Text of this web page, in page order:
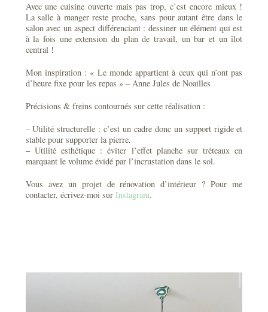
Avec une cuisine ouverte mais pas trop, c’est encore mieux !
La salle à manger reste proche, sans pour autant être dans le
salon avec un aspect différenciant : dessiner un élément qui est
à la fois une extension du plan de travail, un bar et un îlot
central !
Mon inspiration : « Le monde appartient à ceux qui n’ont pas
d’heure fixe pour les repas » – Anne Jules de Noailles
Précisions & freins contournés sur cette réalisation :
– Utilité structurelle : c’est un cadre donc un support rigide et
stable pour supporter la pierre.
– Utilité esthétique : éviter l’effet planche sur tréteaux en
marquant le volume évidé par l’incrustation dans le sol.
Vous avez un projet de rénovation d’intérieur ? Pour me
contacter, écrivez-moi sur Instagram.